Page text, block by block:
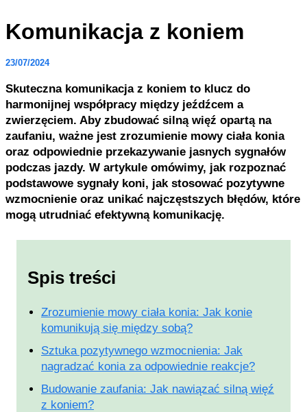
Komunikacja z koniem
23/07/2024
Skuteczna komunikacja z koniem to klucz do
harmonijnej współpracy między jeźdźcem a
zwierzęciem. Aby zbudować silną więź opartą na
zaufaniu, ważne jest zrozumienie mowy ciała konia
oraz odpowiednie przekazywanie jasnych sygnałów
podczas jazdy. W artykule omówimy, jak rozpoznać
podstawowe sygnały koni, jak stosować pozytywne
wzmocnienie oraz unikać najczęstszych błędów, które
mogą utrudniać efektywną komunikację.
Spis treści
Zrozumienie mowy ciała konia: Jak konie
komunikują się między sobą?
Sztuka pozytywnego wzmocnienia: Jak
nagradzać konia za odpowiednie reakcje?
Budowanie zaufania: Jak nawiązać silną więź
z koniem?